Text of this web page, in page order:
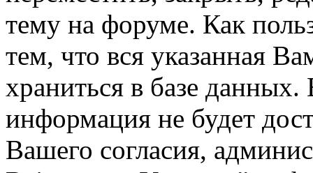
тему на форуме. Как
тем, что вся указанная
храниться в базе
информация не будет
Вашего согласия,